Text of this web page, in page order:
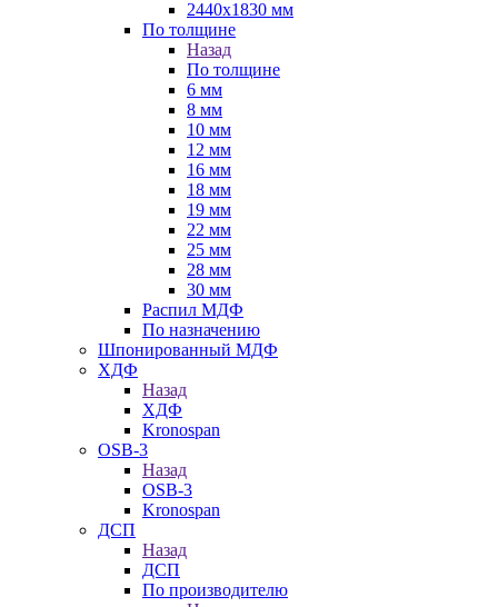
2440х1830 мм
По толщине
Назад
По толщине
6 мм
8 мм
10 мм
12 мм
16 мм
18 мм
19 мм
22 мм
25 мм
28 мм
30 мм
Распил МДФ
По назначению
Шпонированный МДФ
ХДФ
Назад
ХДФ
Kronospan
OSB-3
Назад
OSB-3
Kronospan
ДСП
Назад
ДСП
По производителю